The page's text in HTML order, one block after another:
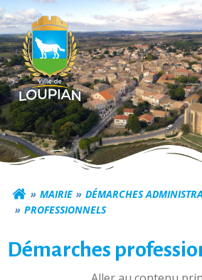
Aller
au
contenu
Commune
MAIRIE
DÉMARCHES
PROFESSIONNELS
Démarches